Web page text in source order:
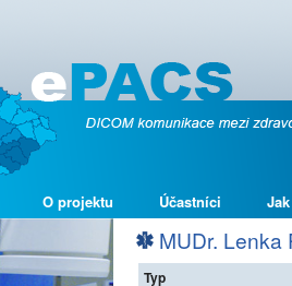
O projektu Účastníci
MUDr. Lenka
Typ